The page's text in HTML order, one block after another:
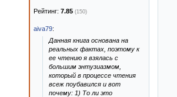
Рейтинг: 7.85 (150)
aiva79:
Данная книга основана на
реальных фактах, поэтому к
ее чтению я взялась с
большим энтузиазмом,
который в процессе чтения
всеж поубавился и вот
почему: 1) То ли это